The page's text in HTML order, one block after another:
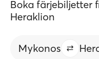
Boka färjebiljetter
Heraklion
Mykonos